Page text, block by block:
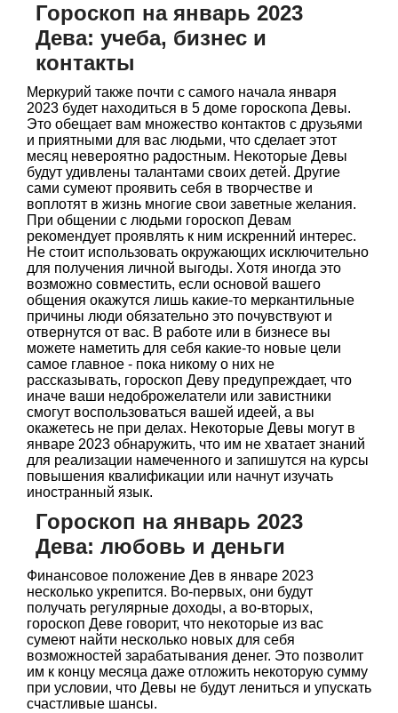
Гороскоп на январь 2023
Дева: учеба, бизнес и
контакты
Меркурий также почти с самого начала января
2023 будет находиться в 5 доме гороскопа Девы.
Это обещает вам множество контактов с друзьями
и приятными для вас людьми, что сделает этот
месяц невероятно радостным. Некоторые Девы
будут удивлены талантами своих детей. Другие
сами сумеют проявить себя в творчестве и
воплотят в жизнь многие свои заветные желания.
При общении с людьми гороскоп Девам
рекомендует проявлять к ним искренний интерес.
Не стоит использовать окружающих исключительно
для получения личной выгоды. Хотя иногда это
возможно совместить, если основой вашего
общения окажутся лишь какие-то меркантильные
причины люди обязательно это почувствуют и
отвернутся от вас. В работе или в бизнесе вы
можете наметить для себя какие-то новые цели
самое главное - пока никому о них не
рассказывать, гороскоп Деву предупреждает, что
иначе ваши недоброжелатели или завистники
смогут воспользоваться вашей идеей, а вы
окажетесь не при делах. Некоторые Девы могут в
январе 2023 обнаружить, что им не хватает знаний
для реализации намеченного и запишутся на курсы
повышения квалификации или начнут изучать
иностранный язык.
Гороскоп на январь 2023
Дева: любовь и деньги
Финансовое положение Дев в январе 2023
несколько укрепится. Во-первых, они будут
получать регулярные доходы, а во-вторых,
гороскоп Деве говорит, что некоторые из вас
сумеют найти несколько новых для себя
возможностей зарабатывания денег. Это позволит
им к концу месяца даже отложить некоторую сумму
при условии, что Девы не будут лениться и упускать
счастливые шансы.